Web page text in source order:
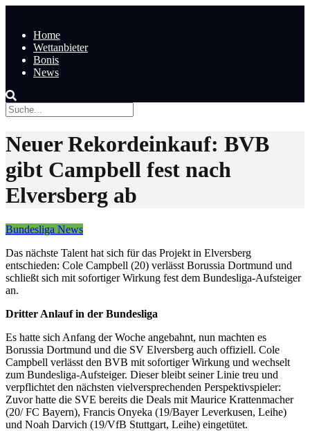
Home
Wettanbieter
Bonis
News
Neuer Rekordeinkauf: BVB
gibt Campbell fest nach
Elversberg ab
Bundesliga News
Das nächste Talent hat sich für das Projekt in Elversberg
entschieden: Cole Campbell (20) verlässt Borussia Dortmund und
schließt sich mit sofortiger Wirkung fest dem Bundesliga-Aufsteiger
an.
Dritter Anlauf in der Bundesliga
Es hatte sich Anfang der Woche angebahnt, nun machten es
Borussia Dortmund und die SV Elversberg auch offiziell. Cole
Campbell verlässt den BVB mit sofortiger Wirkung und wechselt
zum Bundesliga-Aufsteiger. Dieser bleibt seiner Linie treu und
verpflichtet den nächsten vielversprechenden Perspektivspieler:
Zuvor hatte die SVE bereits die Deals mit Maurice Krattenmacher
(20/ FC Bayern), Francis Onyeka (19/Bayer Leverkusen, Leihe)
und Noah Darvich (19/VfB Stuttgart, Leihe) eingetütet.